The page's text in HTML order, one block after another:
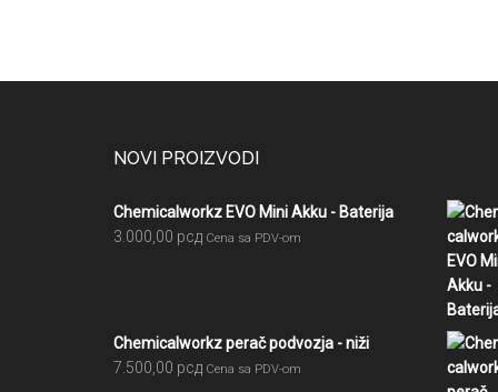
NOVI PROIZVODI
Chemicalworkz EVO Mini Akku - Baterija
3.000,00 рсд Cena sa PDV-om
Chemicalworkz perač podvozja - niži
7.500,00 рсд Cena sa PDV-om